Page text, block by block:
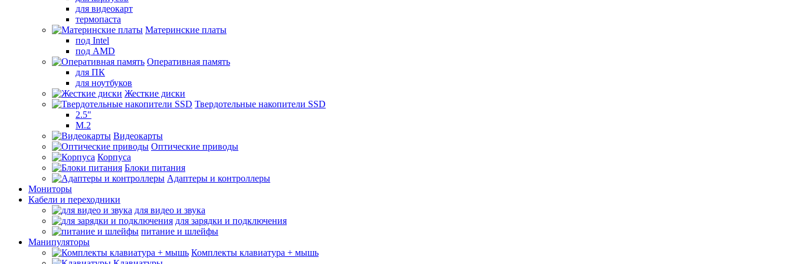
для видеокарт
термопаста
Материнские платы
под Intel
под AMD
Оперативная память
для ПК
для ноутбуков
Жесткие диски
Твердотельные накопители SSD
2.5"
M.2
Видеокарты
Оптические приводы
Корпуса
Блоки питания
Адаптеры и контроллеры
Мониторы
Кабели и переходники
для видео и звука
для зарядки и подключения
питание и шлейфы
Манипуляторы
Комплекты клавиатура + мышь